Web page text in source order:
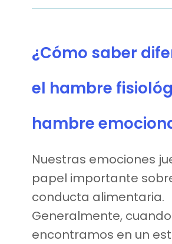
¿Cómo saber
el hambre
hambre
Nuestras emociones
papel importante
conducta alimentaria.
Generalmente,
encontramos en un